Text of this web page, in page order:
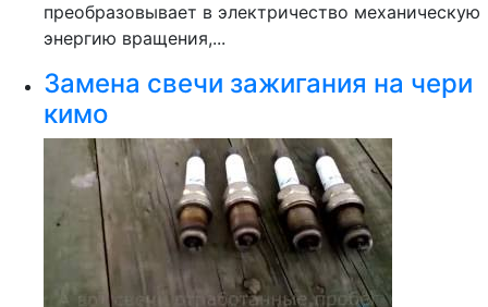
преобразовывает в электричество механическую
энергию вращения,...
Замена свечи зажигания на чери
кимо